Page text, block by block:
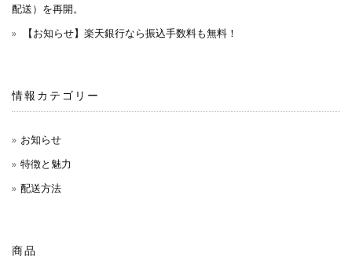
配送）を再開。
【お知らせ】楽天銀行なら振込手数料も無料！
情報カテゴリー
お知らせ
特徴と魅力
配送方法
商品